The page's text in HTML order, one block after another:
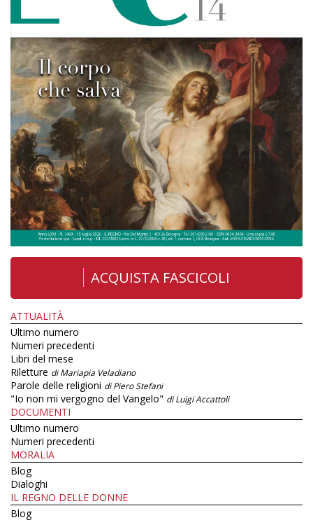
ACQUISTA FASCICOLI
ATTUALITÀ
Ultimo numero
Numeri precedenti
Libri del mese
Riletture di Mariapia Veladiano
Parole delle religioni di Piero Stefani
"Io non mi vergogno del Vangelo" di Luigi Accattoli
DOCUMENTI
Ultimo numero
Numeri precedenti
MORALIA
Blog
Dialoghi
IL REGNO DELLE DONNE
Blog